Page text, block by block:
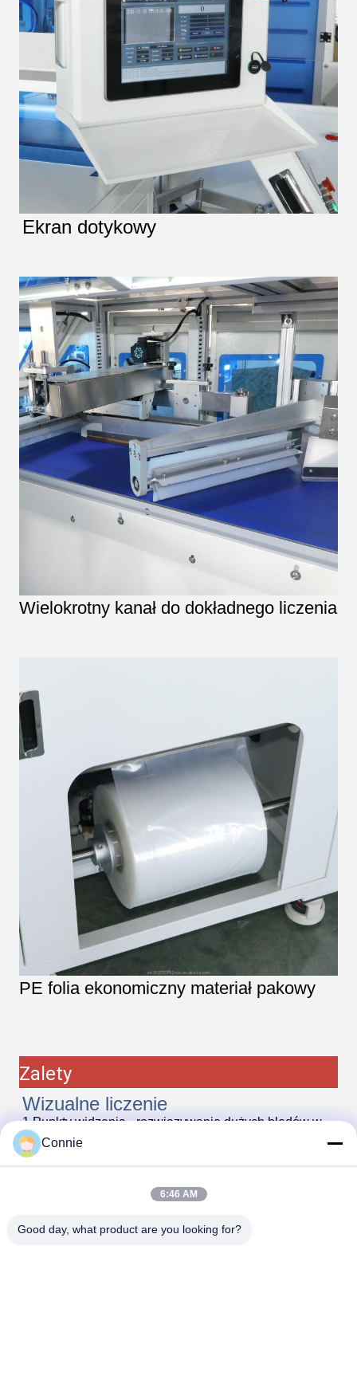
Ekran dotykowy
Wielokrotny kanał do dokładnego liczenia
PE folia ekonomiczny materiał pakowy
Zalety
Wizualne liczenie
1.Punkty widzenia - rozwiązywanie dużych błędów w
pojedynczej masie materiału.
2.Szybkie obrazowanie: 8000*10000 sztuk/min.
3Wysoka precyzja: dokładność do 0,03%, bez
4Dane komputerowe można szybko przechowywać w
5Szybko wymieniać materiały jednym kluczem, gotowe
do użycia.
Connie
6:46 AM
Good day, what product are you looking for?